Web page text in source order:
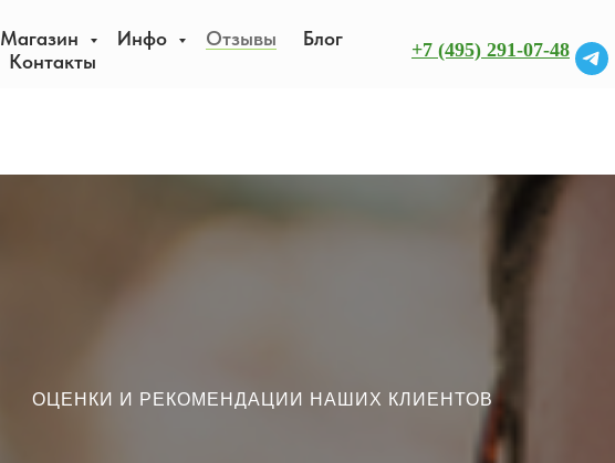
Магазин Инфо Отзывы
Блог
Контакты
+7 (495) 291-07-48
ОЦЕНКИ И РЕКОМЕНДАЦИИ НАШИХ КЛИЕНТОВ